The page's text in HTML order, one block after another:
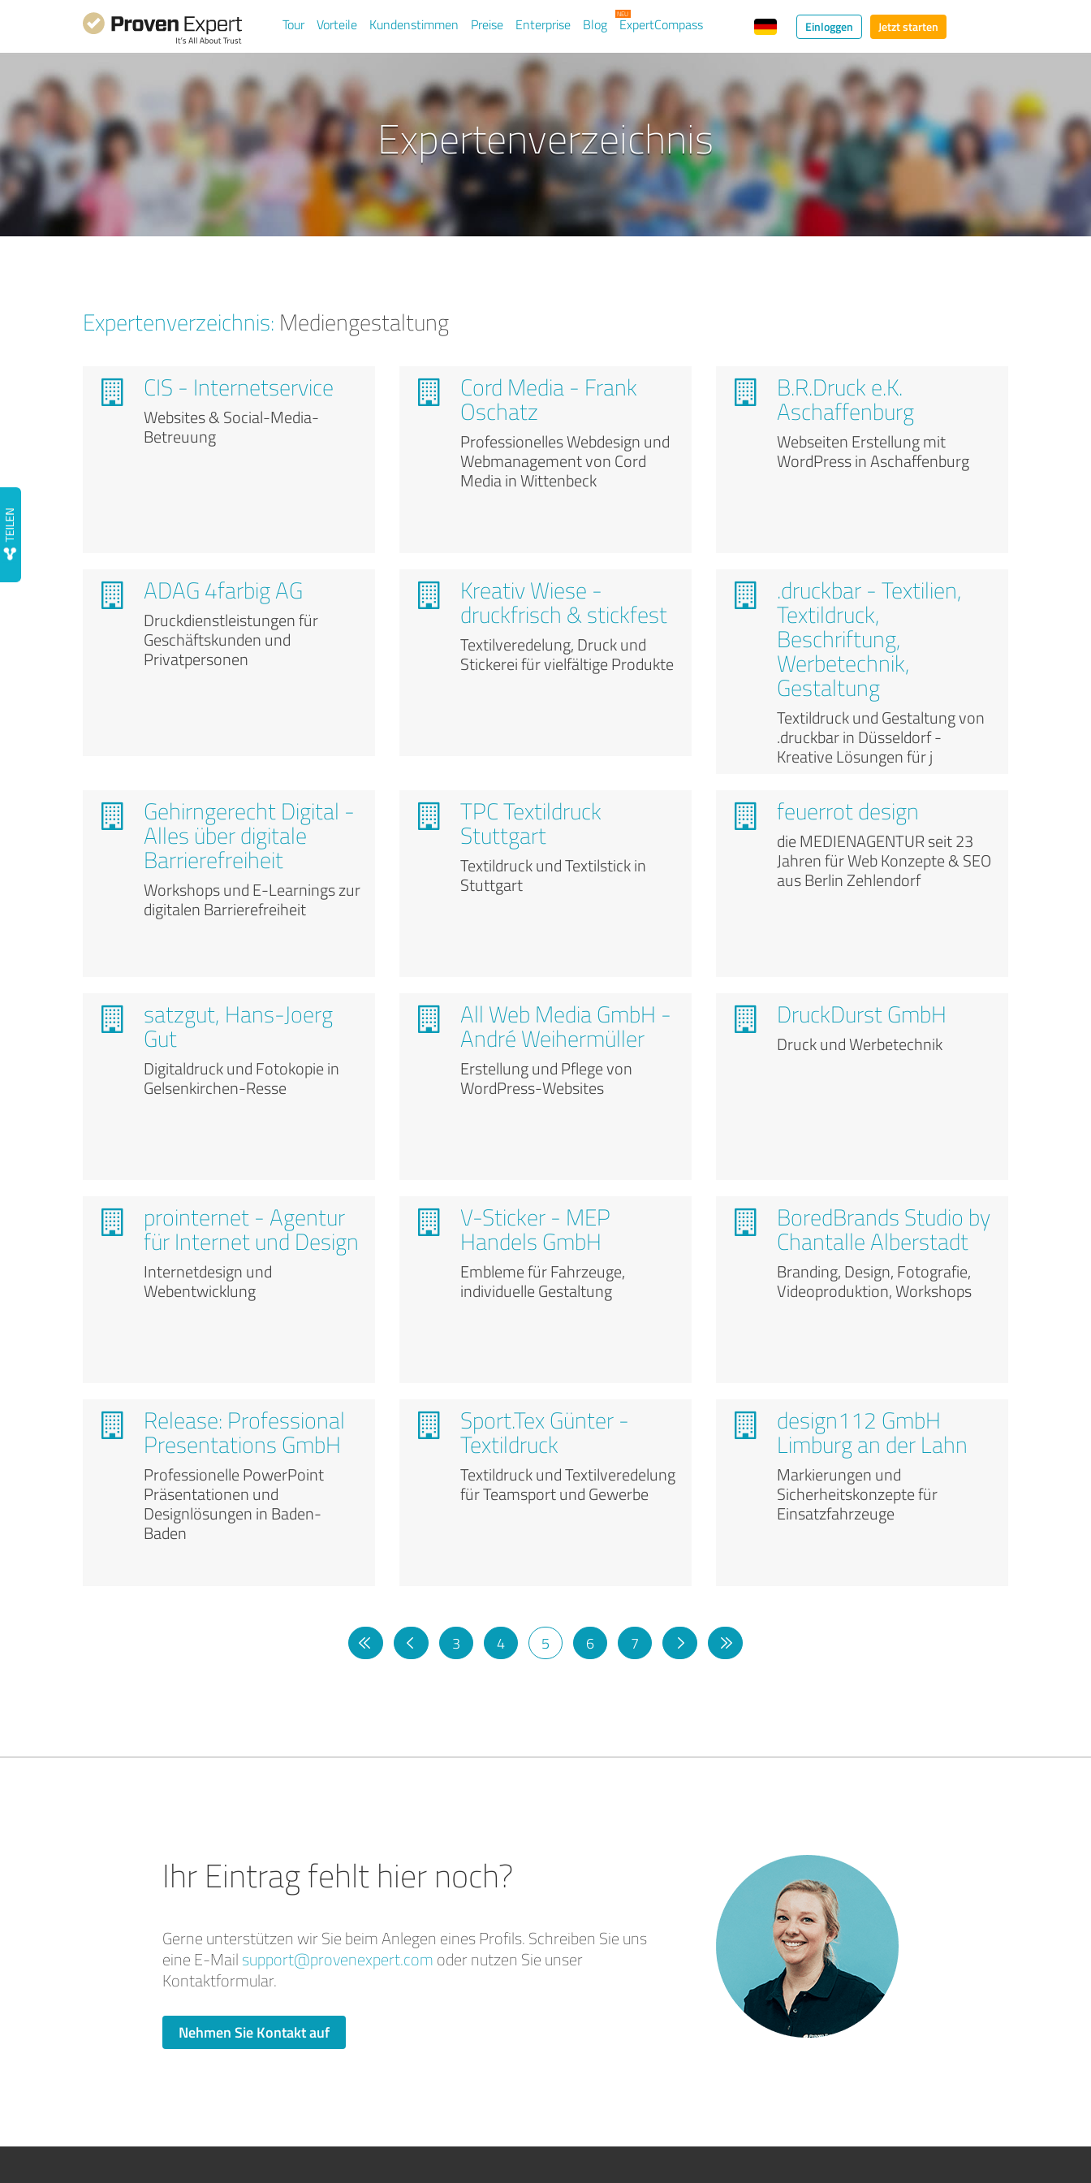
Tour Vorteile Kundenstimmen Preise Enterprise Blog ExpertCompass Einloggen Jetzt starten
Expertenverzeichnis
Expertenverzeichnis: Mediengestaltung
CIS - Internetservice
Websites & Social-Media-
Betreuung
Cord Media - Frank
Oschatz
Professionelles Webdesign und
Webmanagement von Cord
Media in Wittenbeck
B.R.Druck e.K.
Aschaffenburg
Webseiten Erstellung mit
WordPress in Aschaffenburg
ADAG 4farbig AG
Druckdienstleistungen für
Geschäftskunden und
Privatpersonen
Kreativ Wiese -
druckfrisch & stickfest
Textilveredelung, Druck und
Stickerei für vielfältige Produkte
.druckbar - Textilien,
Textildruck,
Beschriftung,
Werbetechnik,
Gestaltung
Textildruck und Gestaltung von
.druckbar in Düsseldorf -
Kreative Lösungen für j
Gehirngerecht Digital -
Alles über digitale
Barrierefreiheit
Workshops und E-Learnings zur
digitalen Barrierefreiheit
TPC Textildruck
Stuttgart
Textildruck und Textilstick in
Stuttgart
feuerrot design
die MEDIENAGENTUR seit 23
Jahren für Web Konzepte & SEO
aus Berlin Zehlendorf
satzgut, Hans-Joerg
Gut
Digitaldruck und Fotokopie in
Gelsenkirchen-Resse
All Web Media GmbH -
André Weihermüller
Erstellung und Pflege von
WordPress-Websites
DruckDurst GmbH
Druck und Werbetechnik
prointernet - Agentur
für Internet und Design
Internetdesign und
Webentwicklung
V-Sticker - MEP
Handels GmbH
Embleme für Fahrzeuge,
individuelle Gestaltung
BoredBrands Studio by
Chantalle Alberstadt
Branding, Design, Fotografie,
Videoproduktion, Workshops
Release: Professional
Presentations GmbH
Professionelle PowerPoint
Präsentationen und
Designlösungen in Baden-
Baden
Sport.Tex Günter -
Textildruck
Textildruck und Textilveredelung
für Teamsport und Gewerbe
design112 GmbH
Limburg an der Lahn
Markierungen und
Sicherheitskonzepte für
Einsatzfahrzeuge
3 4 5 6 7
Ihr Eintrag fehlt hier noch?
Gerne unterstützen wir Sie beim Anlegen eines Profils. Schreiben Sie uns
eine E-Mail support@provenexpert.com oder nutzen Sie unser
Kontaktformular.
Nehmen Sie Kontakt auf